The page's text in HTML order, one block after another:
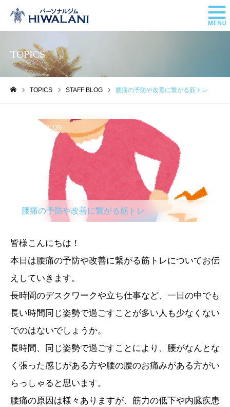
TOPICS
TOPICS STAFF BLOG 腰痛の予防や改善に繋がる筋トレ
STAFF BLOG
腰痛の予防や改善に繋がる筋トレ
皆様こんにちは！
本日は腰痛の予防や改善に繋がる筋トレについてお伝
えしていきます。
長時間のデスクワークや立ち仕事など、一日の中でも
長い時間同じ姿勢で過ごすことが多い人も少なくない
でのはないでしょうか。
長時間、同じ姿勢で過ごすことにより、腰がなんとな
く張った感じがある方や腰の腰のお痛みがある方がい
らっしゃると思います。
腰痛の原因は様々ありますが、筋力の低下や内臓疾患